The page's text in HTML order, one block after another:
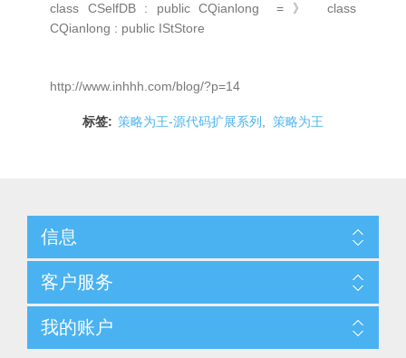
class CSelfDB : public CQianlong = 》 class
CQianlong : public IStStore
http://www.inhhh.com/blog/?p=14
标签: 策略为王-源代码扩展系列 策略为王
信息
客户服务
我的账户